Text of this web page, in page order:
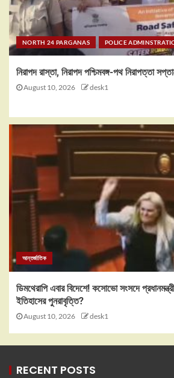
NORTH 24 PARGANAS POLICE
নিরাপদ রাস্তা, নিরাপদ পশ্চিমবঙ্গ-পথ নিরাপত্তা
August 10, 2026 desk1
আন্তর্জাতিক
ডিমথেরাপি এবার বিদেশে! কসোভো সংসদে
ইতিহাসের পুনরাবৃত্তি?
August 10, 2026 desk1
RECENT POSTS